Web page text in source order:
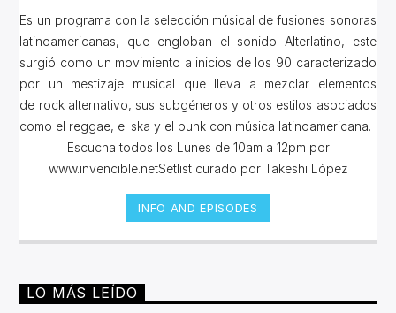
Es un programa con la selección músical de fusiones sonoras
latinoamericanas, que engloban el sonido Alterlatino, este
surgió como un movimiento a inicios de los 90 caracterizado
por un mestizaje musical que lleva a mezclar elementos
de rock alternativo, sus subgéneros y otros estilos asociados
como el reggae, el ska y el punk con música latinoamericana.
Escucha todos los Lunes de 10am a 12pm por
www.invencible.netSetlist curado por Takeshi López
INFO AND EPISODES
LO MÁS LEÍDO